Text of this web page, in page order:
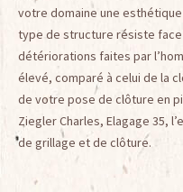
votre domaine une
type de structure résiste
détériorations faites par
élevé, comparé à celui de la
de votre pose de clôture en
Ziegler Charles, Elagage 35,
de grillage et de clôture.